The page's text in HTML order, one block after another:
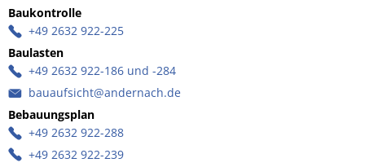
Baukontrolle
+49 2632 922-225
Baulasten
+49 2632 922-186 und -284
bauaufsicht@andernach.de
Bebauungsplan
+49 2632 922-288
+49 2632 922-239